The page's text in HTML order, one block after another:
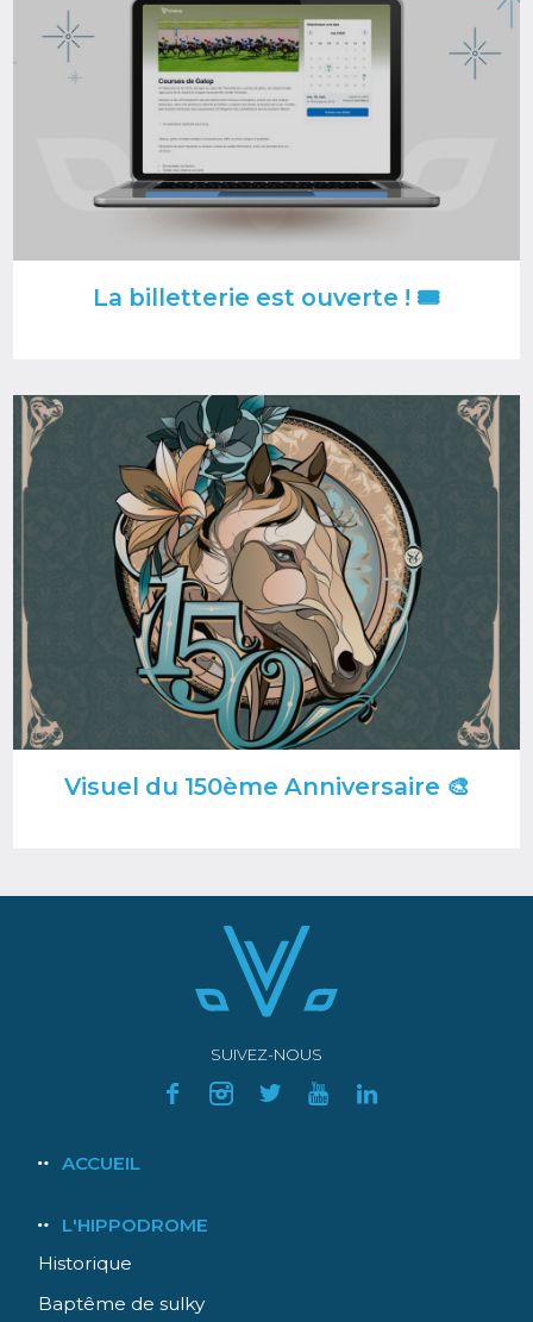
La billetterie est ouverte ! 🎟️
Image
Visuel du 150ème Anniversaire 🎨
SUIVEZ-NOUS
Navigation
ACCUEIL
L'HIPPODROME
Historique
Baptême de sulky